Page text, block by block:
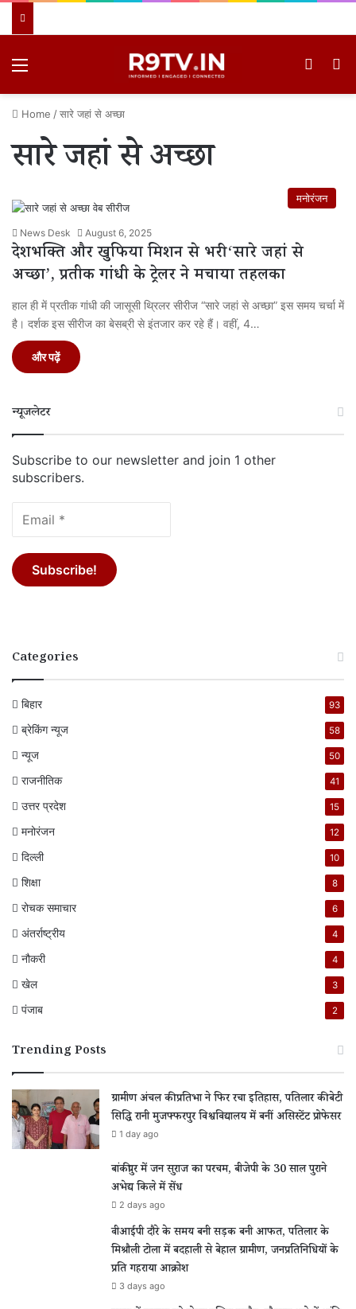
Home /सारे जहां से अच्छा
सारे जहां से अच्छा
मनोरंजन
News Desk August 6, 2025
देशभक्ति और खुफिया मिशन से भरी ‘सारे जहां से
अच्छा’, प्रतीक गांधी के ट्रेलर ने मचाया तहलका
हाल ही में प्रतीक गांधी की जासूसी थ्रिलर सीरीज “सारे जहां से अच्छा” इस समय चर्चा में
है। दर्शक इस सीरीज का बेसब्री से इंतजार कर रहे हैं। वहीं, 4…
और पढ़ें
न्यूजलेटर
Subscribe to our newsletter and join 1 other
subscribers.
Categories
बिहार 93
ब्रेकिंग न्यूज 58
न्यूज 50
राजनीतिक 41
उत्तर प्रदेश 15
मनोरंजन 12
दिल्ली 10
शिक्षा 8
रोचक समाचार 6
अंतर्राष्ट्रीय 4
नौकरी 4
खेल 3
पंजाब 2
Trending Posts
ग्रामीण अंचल की प्रतिभा ने फिर रचा इतिहास, पतिलार की बेटी
सिद्धि रानी मुजफ्फरपुर विश्वविद्यालय में बनीं असिस्टेंट प्रोफेसर
1 day ago
बांकीपुर में जन सुराज का परचम, बीजेपी के 30 साल पुराने
अभेद्य किले में सेंध
2 days ago
वीआईपी दौरे के समय बनी सड़क बनी आफत, पतिलार के
मिश्रौली टोला में बदहाली से बेहाल ग्रामीण, जनप्रतिनिधियों के
प्रति गहराया आक्रोश
3 days ago